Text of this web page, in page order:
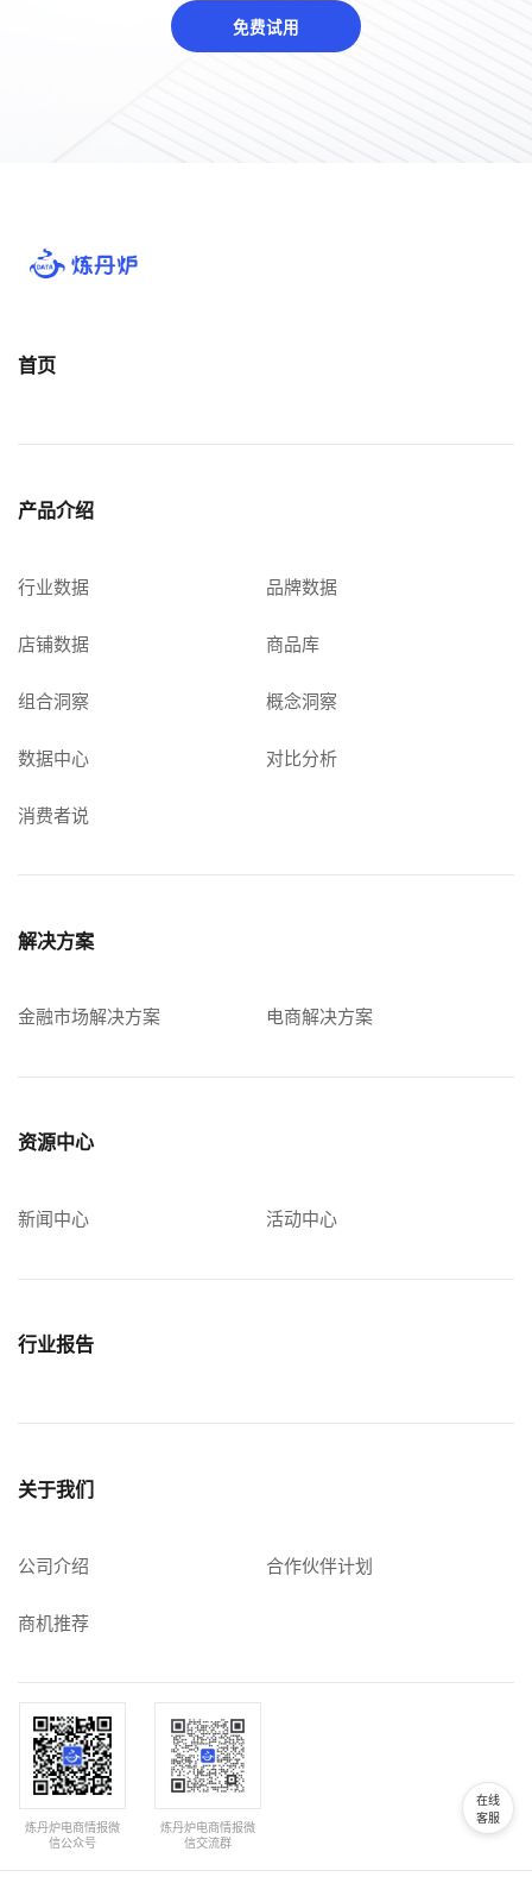
免费试用
首页
产品介绍
行业数据 品牌数据
店铺数据 商品库
组合洞察 概念洞察
数据中心 对比分析
消费者说
解决方案
金融市场解决方案 电商解决方案
资源中心
新闻中心 活动中心
行业报告
关于我们
公司介绍 合作伙伴计划
商机推荐
炼丹炉电商情报微
信公众号
炼丹炉电商情报微
信交流群
在线
客服